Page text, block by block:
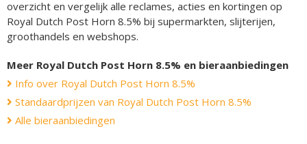
overzicht en vergelijk alle reclames, acties en kortingen op
Royal Dutch Post Horn 8.5% bij supermarkten, slijterijen,
groothandels en webshops.
Meer Royal Dutch Post Horn 8.5% en bieraanbiedingen
Info over Royal Dutch Post Horn 8.5%
Standaardprijzen van Royal Dutch Post Horn 8.5%
Alle bieraanbiedingen